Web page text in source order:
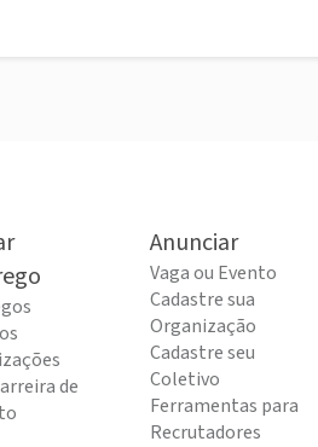
de
Anunciar
Vaga ou Evento
Cadastre sua
Organização
Cadastre seu
Coletivo
Ferramentas para
Recrutadores